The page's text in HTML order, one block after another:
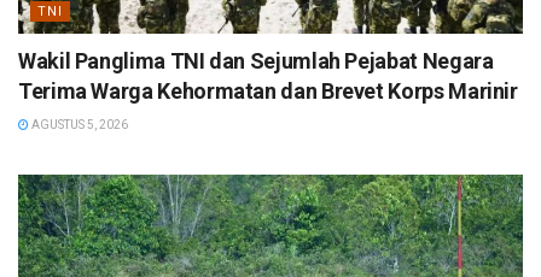
TNI
Wakil Panglima TNI dan Sejumlah Pejabat Negara
Terima Warga Kehormatan dan Brevet Korps Marinir
AGUSTUS 5, 2026